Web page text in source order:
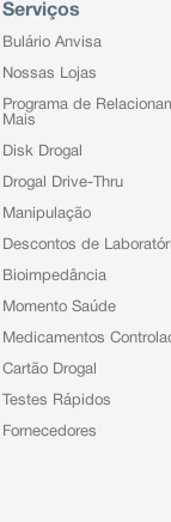
Serviços
Bulário Anvisa
Nossas Lojas
Programa de
Mais
Disk Drogal
Drogal Drive-Thru
Manipulação
Descontos de
Bioimpedância
Momento Saúde
Medicamentos
Cartão Drogal
Testes Rápidos
Fornecedores